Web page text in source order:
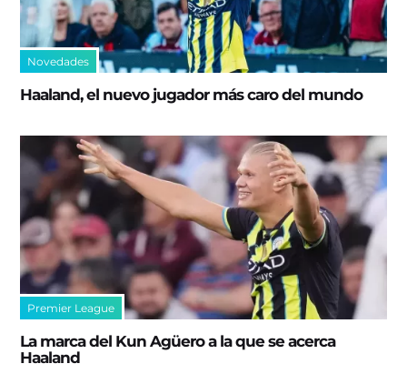
Novedades
Haaland, el nuevo jugador más caro del mundo
Premier League
La marca del Kun Agüero a la que se acerca
Haaland